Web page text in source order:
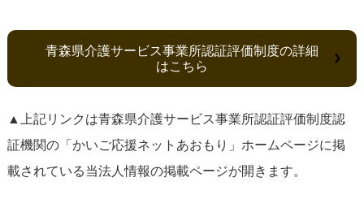
青森県介護サービス事業所認証評価制度の詳細
はこちら
▲上記リンクは青森県介護サービス事業所認証評価制度認
証機関の「かいご応援ネットあおもり」ホームページに掲
載されている当法人情報の掲載ページが開きます。